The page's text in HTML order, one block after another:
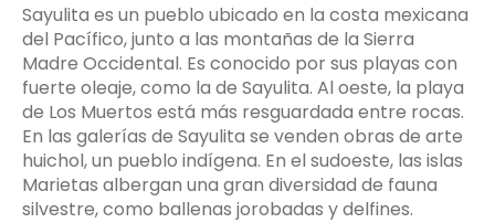
Sayulita es un pueblo ubicado en la costa mexicana
del Pacífico, junto a las montañas de la Sierra
Madre Occidental. Es conocido por sus playas con
fuerte oleaje, como la de Sayulita. Al oeste, la playa
de Los Muertos está más resguardada entre rocas.
En las galerías de Sayulita se venden obras de arte
huichol, un pueblo indígena. En el sudoeste, las islas
Marietas albergan una gran diversidad de fauna
silvestre, como ballenas jorobadas y delfines.